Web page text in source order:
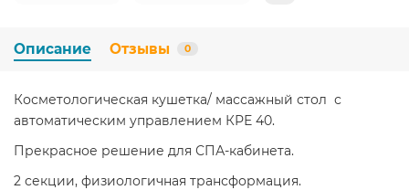
Описание Отзывы 0
Косметологическая кушетка/ массажный стол с
автоматическим управлением КРЕ 40.
Прекрасное решение для СПА-кабинета.
2 секции, физиологичная трансформация.